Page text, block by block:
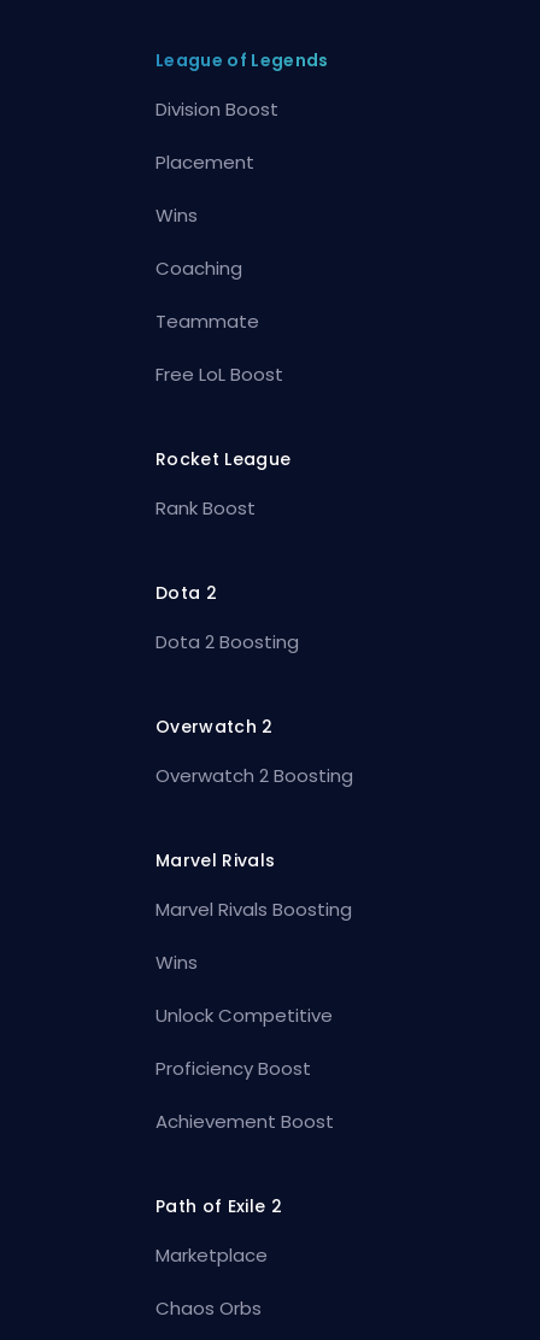
League of Legends
Division Boost
Placement
Wins
Coaching
Teammate
Free LoL Boost
Rocket League
Rank Boost
Dota 2
Dota 2 Boosting
Overwatch 2
Overwatch 2 Boosting
Marvel Rivals
Marvel Rivals Boosting
Wins
Unlock Competitive
Proficiency Boost
Achievement Boost
Path of Exile 2
Marketplace
Chaos Orbs